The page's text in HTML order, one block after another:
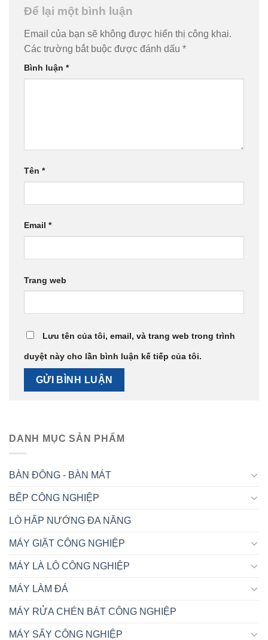
Để lại một bình luận
Email của bạn sẽ không được hiển thị công khai.
Các trường bắt buộc được đánh dấu *
Bình luận *
Tên *
Email *
Trang web
Lưu tên của tôi, email, và trang web trong trình
duyệt này cho lần bình luận kế tiếp của tôi.
DANH MỤC SẢN PHẨM
BÀN ĐÔNG - BÀN MÁT
BẾP CÔNG NGHIỆP
LÒ HẤP NƯỚNG ĐA NĂNG
MÁY GIẶT CÔNG NGHIỆP
MÁY LÀ LÔ CÔNG NGHIỆP
MÁY LÀM ĐÁ
MÁY RỬA CHÉN BÁT CÔNG NGHIỆP
MÁY SẤY CÔNG NGHIỆP